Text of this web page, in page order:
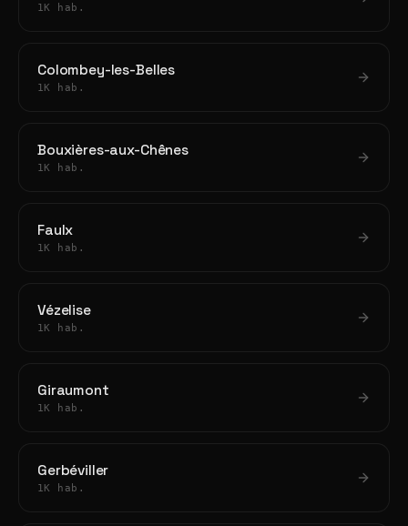
1K hab.
Colombey-les-Belles
1K hab.
Bouxières-aux-Chênes
1K hab.
Faulx
1K hab.
Vézelise
1K hab.
Giraumont
1K hab.
Gerbéviller
1K hab.